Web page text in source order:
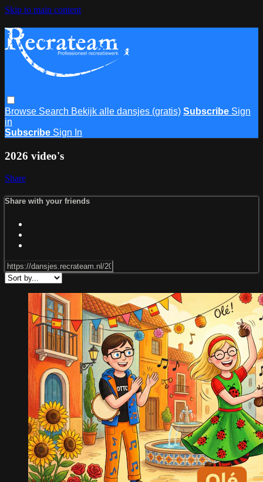
Skip to main content
Browse Search Bekijk alle dansjes (gratis) Subscribe Sign
in
Subscribe Sign In
2026 video's
Share
Share with your friends